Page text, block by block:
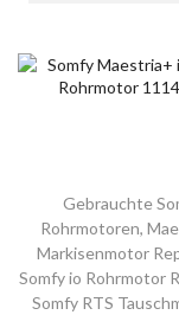
Gebrauchte
Rohrmotoren,
Markisenmotor
Somfy io Rohrmotor
Somfy RTS